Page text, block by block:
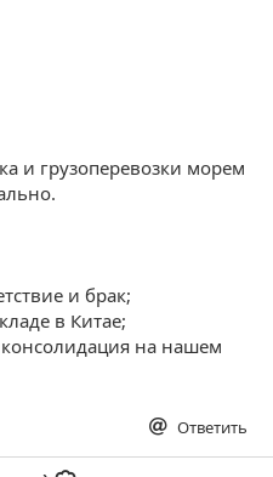
и грузоперевозки морем
и брак;
в Китае;
на нашем
Ответить